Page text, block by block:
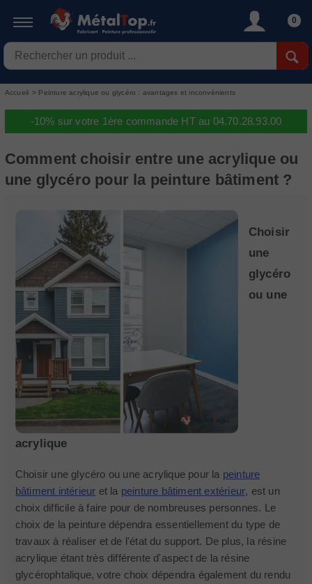
0
Accueil > Peinture acrylique ou glycéro : avantages et inconvénients
-10% sur votre 1ère commande HT au 04.70.28.93.00
Comment choisir entre une acrylique ou
une glycéro pour la peinture bâtiment ?
Choisir
une
glycéro
ou une
acrylique
Choisir une glycéro ou une acrylique pour la peinture
bâtiment intérieur et la peinture bâtiment extérieur, est un
choix difficile à faire pour de nombreuses personnes. Le
choix de la peinture dépendra essentiellement du type de
travaux à réaliser et de l'état du support. De plus, la résine
acrylique étant très différente d'aspect de la résine
glycérophtalique, votre choix dépendra également du rendu